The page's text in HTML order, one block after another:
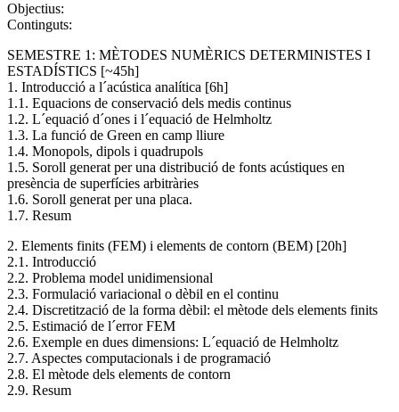
Objectius:
Continguts:
SEMESTRE 1: MÈTODES NUMÈRICS DETERMINISTES I
ESTADÍSTICS [~45h]
1. Introducció a l´acústica analítica [6h]
1.1. Equacions de conservació dels medis continus
1.2. L´equació d´ones i l´equació de Helmholtz
1.3. La funció de Green en camp lliure
1.4. Monopols, dipols i quadrupols
1.5. Soroll generat per una distribució de fonts acústiques en
presència de superfícies arbitràries
1.6. Soroll generat per una placa.
1.7. Resum
2. Elements finits (FEM) i elements de contorn (BEM) [20h]
2.1. Introducció
2.2. Problema model unidimensional
2.3. Formulació variacional o dèbil en el continu
2.4. Discretització de la forma dèbil: el mètode dels elements finits
2.5. Estimació de l´error FEM
2.6. Exemple en dues dimensions: L´equació de Helmholtz
2.7. Aspectes computacionals i de programació
2.8. El mètode dels elements de contorn
2.9. Resum